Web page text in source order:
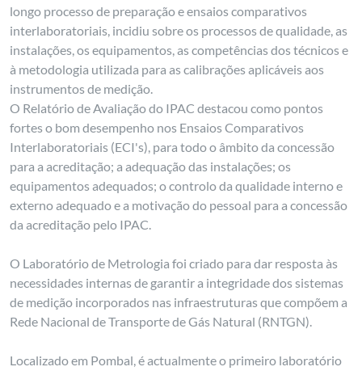
longo processo de preparação e ensaios comparativos
interlaboratoriais, incidiu sobre os processos de qualidade, as
instalações, os equipamentos, as competências dos técnicos e
à metodologia utilizada para as calibrações aplicáveis aos
instrumentos de medição.
O Relatório de Avaliação do IPAC destacou como pontos
fortes o bom desempenho nos Ensaios Comparativos
Interlaboratoriais (ECI's), para todo o âmbito da concessão
para a acreditação; a adequação das instalações; os
equipamentos adequados; o controlo da qualidade interno e
externo adequado e a motivação do pessoal para a concessão
da acreditação pelo IPAC.
O Laboratório de Metrologia foi criado para dar resposta às
necessidades internas de garantir a integridade dos sistemas
de medição incorporados nas infraestruturas que compõem a
Rede Nacional de Transporte de Gás Natural (RNTGN).
Localizado em Pombal, é actualmente o primeiro laboratório